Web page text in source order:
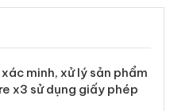
minh, xử lý sản phẩm
x3 sử dụng giấy phép